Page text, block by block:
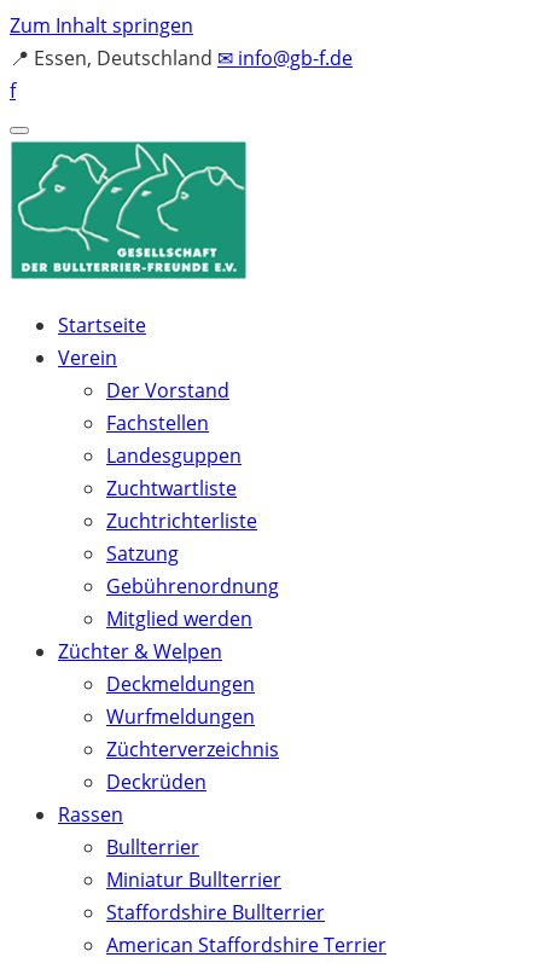
Zum Inhalt springen
📍 Essen, Deutschland ✉ info@gb-f.de
f
Startseite
Verein
Der Vorstand
Fachstellen
Landesguppen
Zuchtwartliste
Zuchtrichterliste
Satzung
Gebührenordnung
Mitglied werden
Züchter & Welpen
Deckmeldungen
Wurfmeldungen
Züchterverzeichnis
Deckrüden
Rassen
Bullterrier
Miniatur Bullterrier
Staffordshire Bullterrier
American Staffordshire Terrier